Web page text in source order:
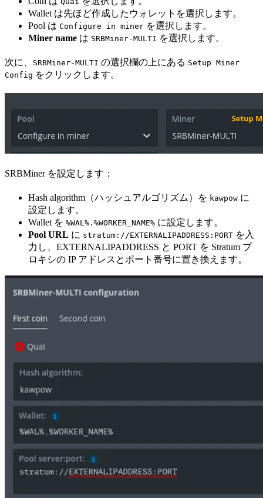
Wallet は先ほど作成したウォレットを選択します。
Pool は Configure in miner を選択します。
Miner name は SRBMiner-MULTI を選択します。
次に、 SRBMiner-MULTI の選択欄の上にある Setup Miner
Config をクリックします。
SRBMiner を設定します：
Hash algorithm（ハッシュアルゴリズム）を kawpow に
設定します。
Wallet を %WAL%.%WORKER_NAME% に設定します。
Pool URL に stratum://EXTERNALIPADDRESS:PORT を入
力し、EXTERNALIPADDRESS と PORT を Stratum プ
ロキシの IP アドレスとポート番号に置き換えます。